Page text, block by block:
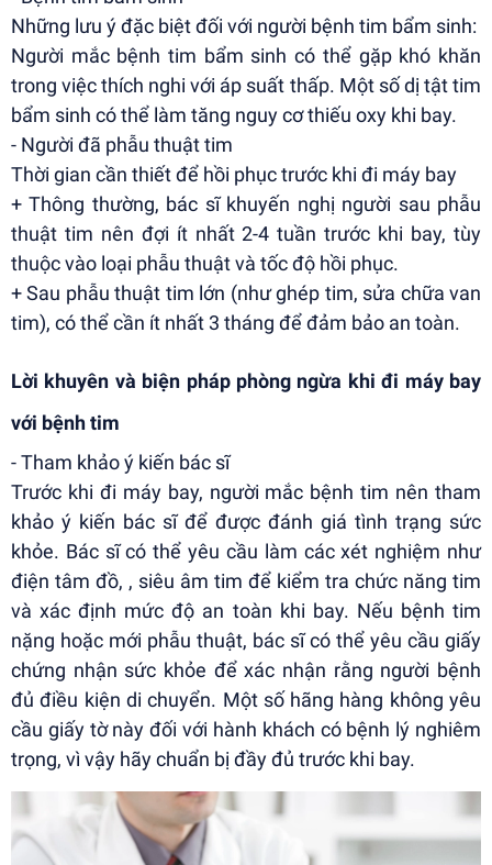
Những lưu ý đặc biệt đối với người bệnh tim bẩm sinh:
Người mắc bệnh tim bẩm sinh có thể gặp khó khăn
trong việc thích nghi với áp suất thấp. Một số dị tật tim
bẩm sinh có thể làm tăng nguy cơ thiếu oxy khi bay.
- Người đã phẫu thuật tim
Thời gian cần thiết để hồi phục trước khi đi máy bay
+ Thông thường, bác sĩ khuyến nghị người sau phẫu
thuật tim nên đợi ít nhất 2-4 tuần trước khi bay, tùy
thuộc vào loại phẫu thuật và tốc độ hồi phục.
+ Sau phẫu thuật tim lớn (như ghép tim, sửa chữa van
tim), có thể cần ít nhất 3 tháng để đảm bảo an toàn.
Lời khuyên và biện pháp phòng ngừa khi đi máy bay
với bệnh tim
- Tham khảo ý kiến bác sĩ
Trước khi đi máy bay, người mắc bệnh tim nên tham
khảo ý kiến bác sĩ để được đánh giá tình trạng sức
khỏe. Bác sĩ có thể yêu cầu làm các xét nghiệm như
điện tâm đồ, , siêu âm tim để kiểm tra chức năng tim
và xác định mức độ an toàn khi bay. Nếu bệnh tim
nặng hoặc mới phẫu thuật, bác sĩ có thể yêu cầu giấy
chứng nhận sức khỏe để xác nhận rằng người bệnh
đủ điều kiện di chuyển. Một số hãng hàng không yêu
cầu giấy tờ này đối với hành khách có bệnh lý nghiêm
trọng, vì vậy hãy chuẩn bị đầy đủ trước khi bay.